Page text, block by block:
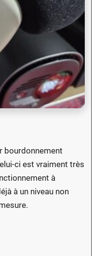
bourdonnement
ci est vraiment très
à
à un niveau non